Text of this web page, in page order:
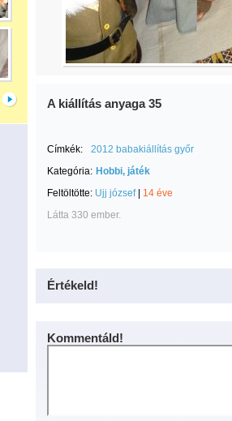
A kiállítás anyaga 35
Címkék:
2012 babakiállítás győr
Kategória: Hobbi, játék
Feltöltötte: Ujj józsef| 14 éve
Látta 330 ember.
Értékeld!
Kommentáld!